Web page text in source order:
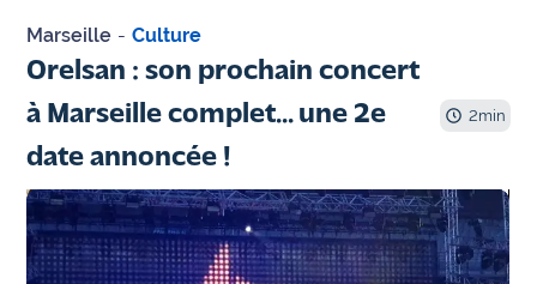
Martigues
de Berre
Marseille
- Aix
OM
Marseille - Culture
Orelsan : son prochain concert
à Marseille complet... une 2e
date annoncée !
2min